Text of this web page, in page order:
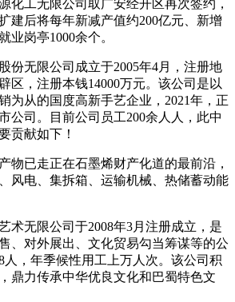
工无限公司取广安经开区再次签约，
建后将每年新减产值约200亿元、新增
业岗亭1000余个。
无限公司成立于2005年4月，注册地
区，注册本钱14000万元。该公司是以
为从的国度高新手艺企业，2021年，正
公司。目前公司员工200余人人，此中
贡献如下！
已走正在石墨烯财产化道的最前沿，
风电、集拆箱、运输机械、热储蓄动能
无限公司于2008年3月注册成立，是
、对外展出、文化贸易勾当筹谋等的公
人，年季候性用工上万人次。该公司积
鼎力传承中华优良文化和巴蜀特色文